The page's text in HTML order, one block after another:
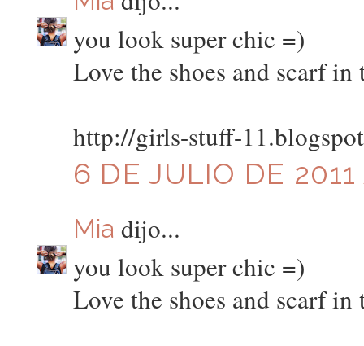
you look super chic =)
Love the shoes and scarf
http://girls-stuff-
6 DE JULIO DE
Mia dijo...
you look super chic =)
Love the shoes and scarf